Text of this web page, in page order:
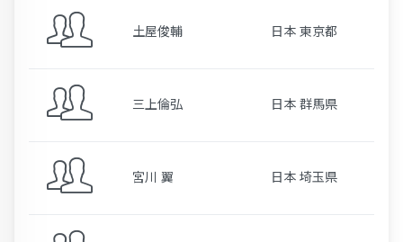
土屋俊輔 日本 東京都
三上倫弘 日本 群馬県
宮川 翼 日本 埼玉県